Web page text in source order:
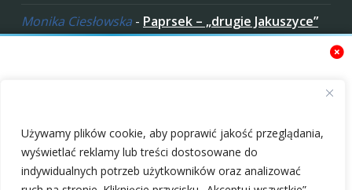
Używamy plików cookie, aby poprawić jakość przeglądania,
wyświetlać reklamy lub treści dostosowane do
indywidualnych potrzeb użytkowników oraz analizować
Monika Ciesłowska - Paprsek – „drugie Jakuszyce”
w „czeskich Bieszczadach”